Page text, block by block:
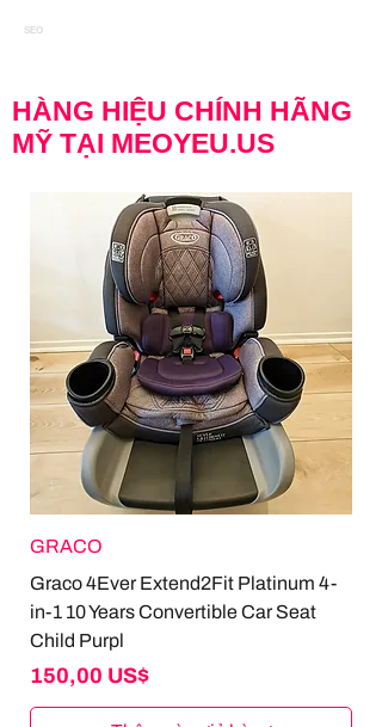
SEO
HÀNG HIỆU CHÍNH HÃNG
MỸ TẠI MEOYEU.US
GRACO
Graco 4Ever Extend2Fit Platinum 4-
in-1 10 Years Convertible Car Seat
Child Purpl
Giá
150,00 US$